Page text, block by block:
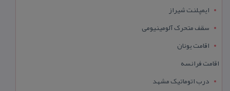
ایمپلنت شیراز
سقف متحرک آلومینیومی
اقامت یونان
اقامت فرانسه
درب اتوماتیک مشهد